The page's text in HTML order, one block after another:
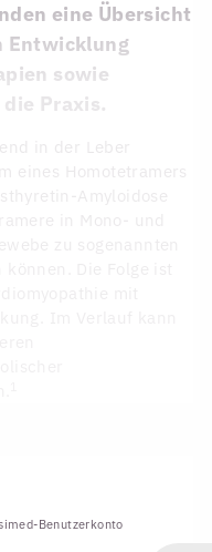
eine Übersicht
Entwicklung
sowie
Praxis.
in der Leber
Benutzerkonto